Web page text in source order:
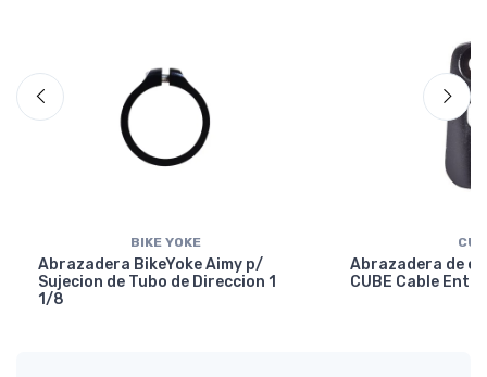
BIKE YOKE
Abrazadera BikeYoke Aimy p/
Sujecion de Tubo de Direccion 1
1/8
Abrazadera de
CUBE Cable